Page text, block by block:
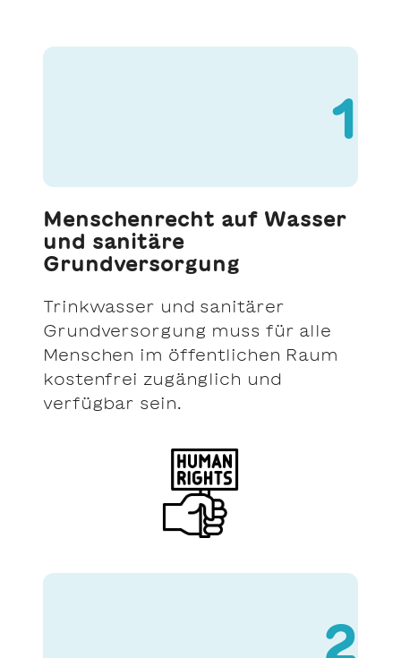
1
Menschenrecht auf Wasser
und sanitäre
Grundversorgung
Trinkwasser und sanitärer
Grundversorgung muss für alle
Menschen im öffentlichen Raum
kostenfrei zugänglich und
verfügbar sein.
2